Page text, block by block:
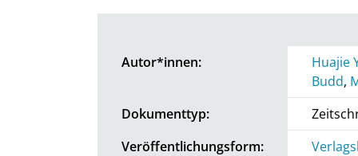
Autor*innen:
Huajie
Budd,
Dokumenttyp:
Veröffentlichungsform: